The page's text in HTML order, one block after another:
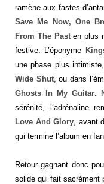
ramène aux fastes
Save Me Now, One
From The Pasten plus
festive. L’éponyme
une phase plus
Wide Shut, ou dans
Ghosts In My Guitar
sérénité, l‘adrénaline
Love And Glory , avant
qui termine l’album en
Retour gagnant donc
solide qui fait sacrément